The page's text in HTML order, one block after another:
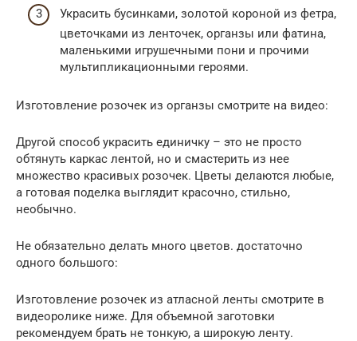
Украсить бусинками, золотой короной из фетра,
цветочками из ленточек, органзы или фатина,
маленькими игрушечными пони и прочими
мультипликационными героями.
Изготовление розочек из органзы смотрите на видео:
Другой способ украсить единичку – это не просто
обтянуть каркас лентой, но и смастерить из нее
множество красивых розочек. Цветы делаются любые,
а готовая поделка выглядит красочно, стильно,
необычно.
Не обязательно делать много цветов. достаточно
одного большого:
Изготовление розочек из атласной ленты смотрите в
видеоролике ниже. Для объемной заготовки
рекомендуем брать не тонкую, а широкую ленту.